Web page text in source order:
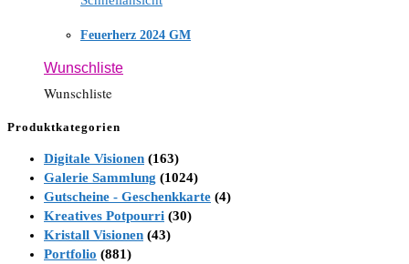
Feuerherz 2024 GM
Wunschliste
Wunschliste
Produktkategorien
Digitale Visionen (163)
Galerie Sammlung (1024)
Gutscheine - Geschenkkarte (4)
Kreatives Potpourri (30)
Kristall Visionen (43)
Portfolio (881)